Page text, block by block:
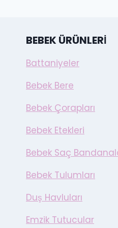
BEBEK ÜRÜNLERI
Battaniyeler
Bebek Bere
Bebek Çorapları
Bebek Etekleri
Bebek Saç
Bebek Tulumları
Duş Havluları
Emzik Tutucular